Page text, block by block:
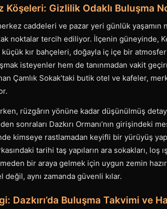
Köşeleri: Gizlilik Odaklı Buluşma
caddeleri ve pazar yeri günlük
noktalar tercih ediliyor. İlçenin güneyinde,
kır bahçeleri, doğayla iç içe bir
isteyenler hem de tanınmadan vakit
Çamlık Sokak’taki butik otel ve kafeler,
rüzgârın yönüne kadar düşünülmüş
sonraları Dazkırı Ormanı’nın girişindeki
kimseye rastlamadan keyifli bir yürüyüş
tarihi taş yapıların ara sokakları, loş
bir araya gelmek için uygun zemin
değil, aynı zamanda güvenli kılar.
Dazkırı’da Buluşma Takvimi ve